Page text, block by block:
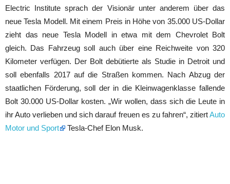
Electric Institute sprach der Visionär unter anderem über das
neue Tesla Modell. Mit einem Preis in Höhe von 35.000 US-Dollar
zieht das neue Tesla Modell in etwa mit dem Chevrolet Bolt
gleich. Das Fahrzeug soll auch über eine Reichweite von 320
Kilometer verfügen. Der Bolt debütierte als Studie in Detroit und
soll ebenfalls 2017 auf die Straßen kommen. Nach Abzug der
staatlichen Förderung, soll der in die Kleinwagenklasse fallende
Bolt 30.000 US-Dollar kosten. „Wir wollen, dass sich die Leute in
ihr Auto verlieben und sich darauf freuen es zu fahren“, zitiertAuto
Motor und Sport
Tesla-Chef Elon Musk.